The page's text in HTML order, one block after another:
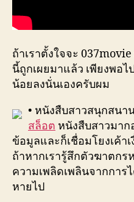
ถ้าเราตั้งใจจะ
นี้ถูกเผยมาแล้ว เพียงพอ
น้อยลงนั่นเองครับผม
• หนังสืบสาวสนุกสนา
สล็อต หนังสืบสาวมาก
ข้อมูลและก็เชื่อมโยงเค้า
ถ้าหากเรารู้สึกตัวฆาตก
ความเพลิดเพลินจากการ
หายไป